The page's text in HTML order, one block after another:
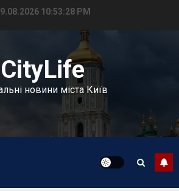
10:53:28 PM
CityLife
новини міста Київ